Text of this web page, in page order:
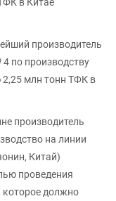
производитель
по производству
млн тонн ТФК в
производитель
на линии
Китай)
проведения
которое должно